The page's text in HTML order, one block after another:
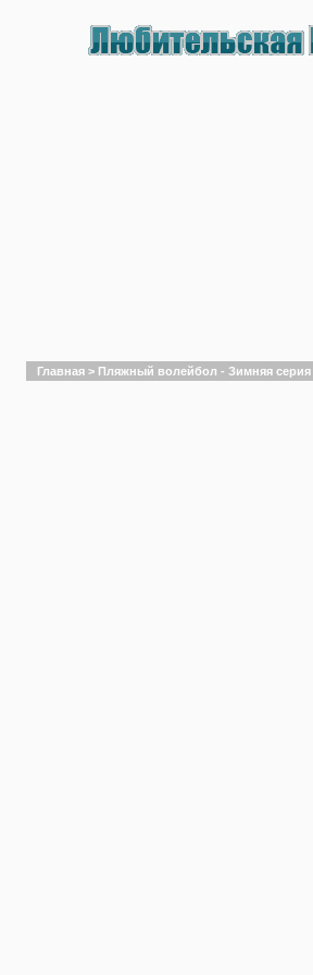
Главная > Пляжный волейбол - Зимняя серия